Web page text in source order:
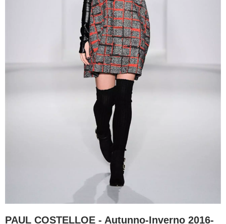
PAUL COSTELLOE - Autunno-Inverno 2016-